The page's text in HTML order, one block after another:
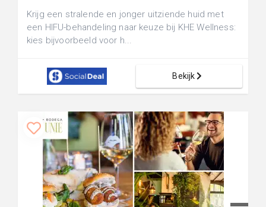
Krijg een stralende en jonger uitziende huid met
een HIFU-behandeling naar keuze bij KHE Wellness:
kies bijvoorbeeld voor h...
Bekijk